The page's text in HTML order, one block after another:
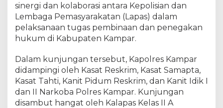
p
a
s
g
k
i
n
a
sinergi dan kolaborasi antara Kepolisian dan
Lembaga Pemasyarakatan (Lapas) dalam
pelaksanaan tugas pembinaan dan penegakan
hukum di Kabupaten Kampar.
Dalam kunjungan tersebut, Kapolres Kampar
didampingi oleh Kasat Reskrim, Kasat Samapta,
Kasat Tahti, Kanit Pidum Reskrim, dan Kanit Idik I
dan II Narkoba Polres Kampar. Kunjungan
disambut hangat oleh Kalapas Kelas II A